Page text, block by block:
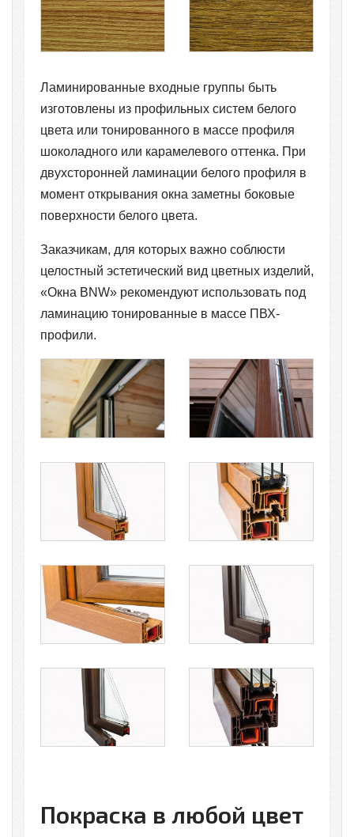
Ламинированные входные группы быть
изготовлены из профильных систем белого
цвета или тонированного в массе профиля
шоколадного или карамелевого оттенка. При
двухсторонней ламинации белого профиля в
момент открывания окна заметны боковые
поверхности белого цвета.
Заказчикам, для которых важно соблюсти
целостный эстетический вид цветных изделий,
«Окна BNW» рекомендуют использовать под
ламинацию тонированные в массе ПВХ-
профили.
Покраска в любой цвет